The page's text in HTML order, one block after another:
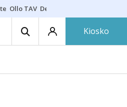
Ollo TAV Derrama vecinos
Kiosko